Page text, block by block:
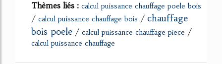
Thèmes liés : calcul puissance chauffage poele bois
/ calcul puissance chauffage bois / chauffage
bois poele / calcul puissance chauffage piece /
calcul puissance chauffage